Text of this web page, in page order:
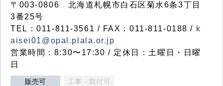
〒003-0806 北海道札幌市白石区菊水6条3丁目
3番25号
TEL：011-811-3561 / FAX：011-811-0188 / k
aisei01@opal.plala.or.jp
営業時間：8:30〜17:30 / 定休日：土曜日・日曜
日
販売可 工事・取付可